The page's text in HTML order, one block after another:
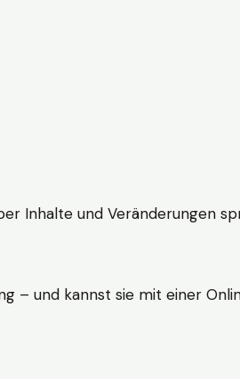
Inhalte und Veränderungen
– und kannst sie mit einer